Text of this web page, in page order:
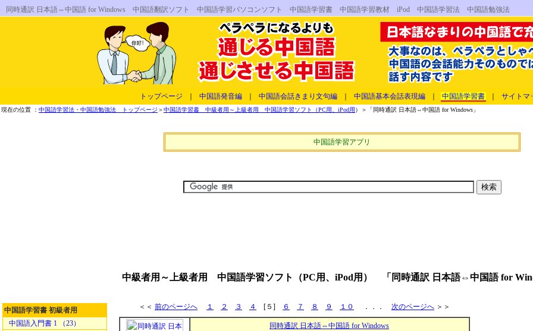
同時通訳 日本語⇔中国語 for Windows 中国語翻訳ソフト 中国語学習パソコンソフト 中国語学習書 中国語学習教材 iPod 中国語学習法 中国語勉強法
トップページ 中国語発音編 中国語会話きまり文句編 中国語基本会話表現編 中国語学習書 サイトマ
現在の位置 ： 中国語学習法・中国語勉強法 トップページ ＞中国語学習書 中級者用～上級者用 中国語学習ソフト（PC用、iPod用）＞「同時通訳 日本語⇔中国語 for Windows」
中国語学習アプリ
中級者用～上級者用 中国語学習ソフト（PC用、iPod用） 「同時通訳 日本語⇔中国語 for
中国語学習書 初級者用
中国語入門書 1 （23）
＜＜ 前のページへ １ ２ ３ ４ [５] ６ ７ ８ ９ １０ ．．． 次のページへ ＞＞
同時通訳 日本語⇔中国語 for Windows